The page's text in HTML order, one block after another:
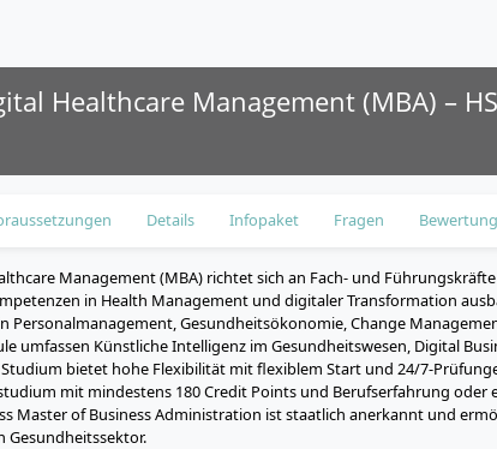
Healthcare Management (MBA) –
Details Infopaket Fragen
Management (MBA) richtet sich an Fach- und
in Health Management und digitaler Transformation
Personalmanagement, Gesundheitsökonomie, Change
umfassen Künstliche Intelligenz im Gesundheitswesen, Digital
Studium bietet hohe Flexibilität mit flexiblem Start und 24/7-
mit mindestens 180 Credit Points und Berufserfahrung oder
Master of Business Administration ist staatlich anerkannt und
Gesundheitssektor.